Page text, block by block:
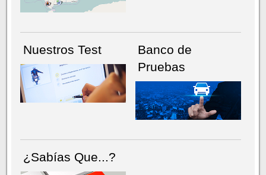
Nuestros Test
Banco de
Pruebas
¿Sabías Que...?